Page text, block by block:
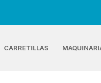
CARRETILLAS